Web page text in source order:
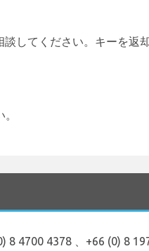
してください。キーを返
4700 4378 、+66 (0) 8